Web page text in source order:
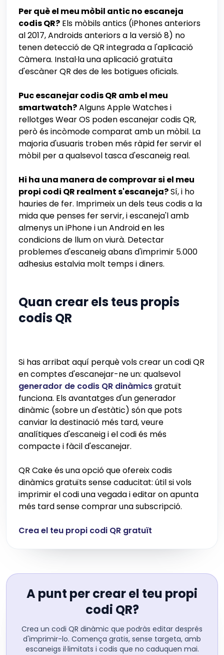
Per què el meu mòbil antic no escaneja
codis QR? Els mòbils antics (iPhones anteriors
al 2017, Androids anteriors a la versió 8) no
tenen detecció de QR integrada a l'aplicació
Càmera. Instal·la una aplicació gratuïta
d'escàner QR des de les botigues oficials.
Puc escanejar codis QR amb el meu
smartwatch?Alguns Apple Watches i
rellotges Wear OS poden escanejar codis QR,
però és incòmode comparat amb un mòbil. La
majoria d'usuaris troben més ràpid fer servir el
mòbil per a qualsevol tasca d'escaneig real.
Hi ha una manera de comprovar si el meu
propi codi QR realment s'escaneja?Sí, i ho
hauries de fer. Imprimeix un dels teus codis a la
mida que penses fer servir, i escaneja'l amb
almenys un iPhone i un Android en les
condicions de llum on viurà. Detectar
problemes d'escaneig abans d'imprimir 5.000
adhesius estalvia molt temps i diners.
Quan crear els teus propis
codis QR
Si has arribat aquí perquè vols crear un codi QR
en comptes d'escanejar-ne un: qualsevol
generador de codis QR dinàmicsgratuït
funciona. Els avantatges d'un generador
dinàmic (sobre un d'estàtic) són que pots
canviar la destinació més tard, veure
analítiques d'escaneig i el codi és més
compacte i fàcil d'escanejar.
QR Cake és una opció que ofereix codis
dinàmics gratuïts sense caducitat: útil si vols
imprimir el codi una vegada i editar on apunta
més tard sense comprar una subscripció.
Crea el teu propi codi QR gratuït
A punt per crear el teu propi
codi QR?
Crea un codi QR dinàmic que podràs editar després
d'imprimir-lo. Comença gratis, sense targeta, amb
escaneigs il·limitats i codis que no caduquen mai.